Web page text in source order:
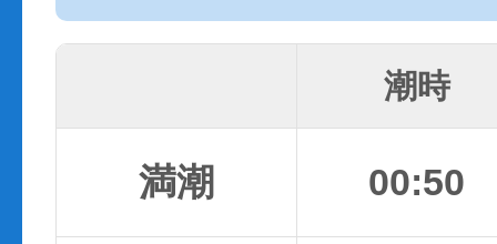
潮時
満潮 00:50